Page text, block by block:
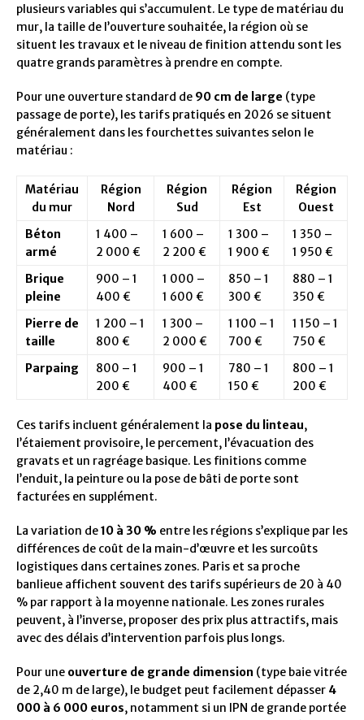
plusieurs variables qui s’accumulent. Le type de matériau du
mur, la taille de l’ouverture souhaitée, la région où se
situent les travaux et le niveau de finition attendu sont les
quatre grands paramètres à prendre en compte.
Pour une ouverture standard de 90 cm de large (type
passage de porte), les tarifs pratiqués en 2026 se situent
généralement dans les fourchettes suivantes selon le
matériau :
Matériau
du mur
Région
Nord
Région
Sud
Région
Est
Région
Ouest
Béton
armé
1 400 –
2 000 €
1 600 –
2 200 €
1 300 –
1 900 €
1 350 –
1 950 €
Brique
pleine
900 – 1
400 €
1 000 –
1 600 €
850 – 1
300 €
880 – 1
350 €
Pierre de
taille
1 200 – 1
800 €
1 300 –
2 000 €
1 100 – 1
700 €
1 150 – 1
750 €
Parpaing
800 – 1
200 €
900 – 1
400 €
780 – 1
150 €
800 – 1
200 €
Ces tarifs incluent généralement la pose du linteau,
l’étaiement provisoire, le percement, l’évacuation des
gravats et un ragréage basique. Les finitions comme
l’enduit, la peinture ou la pose de bâti de porte sont
facturées en supplément.
La variation de10 à 30 % entre les régions s’explique par les
différences de coût de la main-d’œuvre et les surcoûts
logistiques dans certaines zones. Paris et sa proche
banlieue affichent souvent des tarifs supérieurs de 20 à 40
% par rapport à la moyenne nationale. Les zones rurales
peuvent, à l’inverse, proposer des prix plus attractifs, mais
avec des délais d’intervention parfois plus longs.
Pour une ouverture de grande dimension (type baie vitrée
de 2,40 m de large), le budget peut facilement dépasser 4
000 à 6 000 euros, notamment si un IPN de grande portée